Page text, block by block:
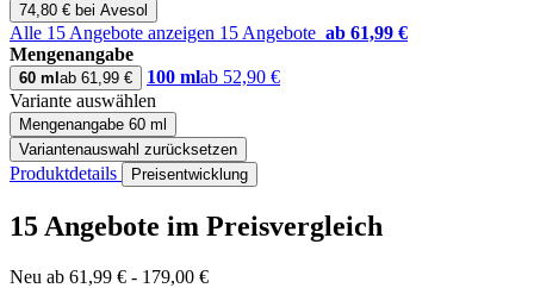
74,80 € bei Avesol
Alle 15 Angebote anzeigen 15 Angebote ab 61,99 €
Mengenangabe
60 ml ab 61,99 € 100 mlab 52,90 €
Variante auswählen
Mengenangabe 60 ml
Variantenauswahl zurücksetzen
Produktdetails Preisentwicklung
15 Angebote im Preisvergleich
Neu ab 61,99 € - 179,00 €